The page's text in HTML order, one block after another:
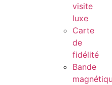
visite
luxe
Carte
de
fidélité
Bande